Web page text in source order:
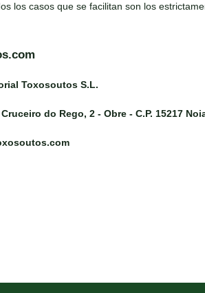
los casos que se facilitan son los
Toxosoutos S.L.
Cruceiro do Rego, 2 - Obre - C.P. 15217